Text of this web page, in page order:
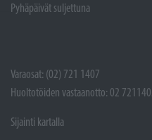
Pyhäpäivät suljettuna
Varaosat: (02) 721 1407
Huoltotöiden vastaanotto: 02
Sijainti kartalla